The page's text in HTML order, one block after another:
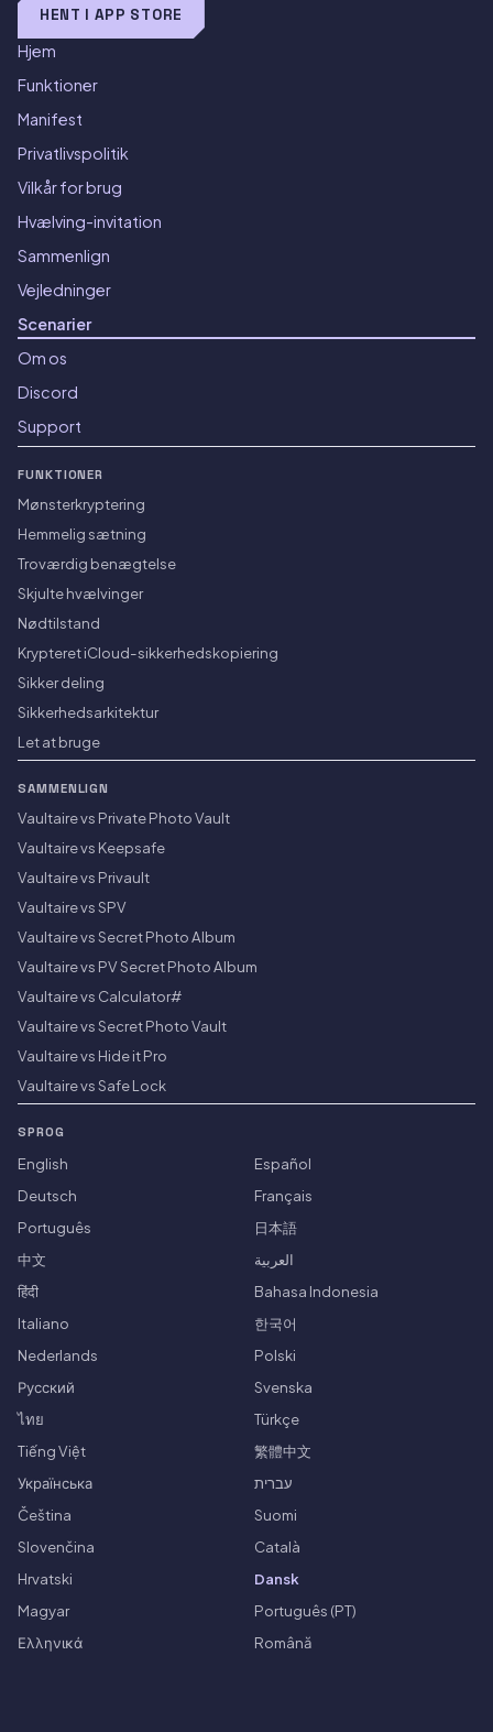
HENT I APP STORE
Hjem
Funktioner
Manifest
Privatlivspolitik
Vilkår for brug
Hvælving-invitation
Sammenlign
Vejledninger
Scenarier
Om os
Discord
Support
FUNKTIONER
Mønsterkryptering
Hemmelig sætning
Troværdig benægtelse
Skjulte hvælvinger
Nødtilstand
Krypteret iCloud-sikkerhedskopiering
Sikker deling
Sikkerhedsarkitektur
Let at bruge
SAMMENLIGN
Vaultaire vs Private Photo Vault
Vaultaire vs Keepsafe
Vaultaire vs Privault
Vaultaire vs SPV
Vaultaire vs Secret Photo Album
Vaultaire vs PV Secret Photo Album
Vaultaire vs Calculator#
Vaultaire vs Secret Photo Vault
Vaultaire vs Hide it Pro
Vaultaire vs Safe Lock
SPROG
English
Español
Deutsch
Français
Português
日本語
中文
العربية
हिंदी
Bahasa Indonesia
Italiano
한국어
Nederlands
Polski
Русский
Svenska
ไทย
Türkçe
Tiếng Việt
繁體中文
Українська
עברית
Čeština
Suomi
Slovenčina
Català
Hrvatski
Dansk
Magyar
Português (PT)
Ελληνικά
Română